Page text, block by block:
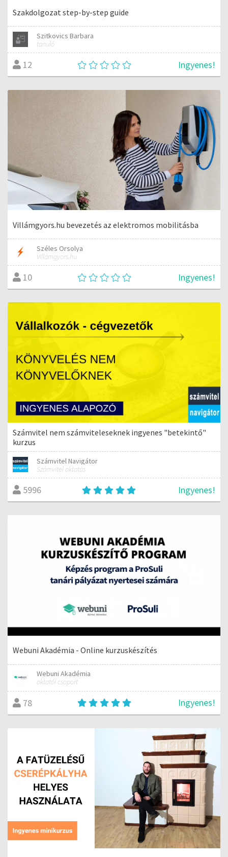
Szakdolgozat step-by-step guide
Szitkovics Barbara
tanuló
12 Ingyenes!
Villámgyors.hu bevezetés az elektromos mobilitásba
Széles Orsolya
Villámgyors.hu
10 Ingyenes!
Számvitel nem számviteleseknek ingyenes "betekintő"
kurzus
Számvitel Navigátor
Számvitel oktatás
5996 Ingyenes!
Webuni Akadémia - Online kurzuskészítés
Webuni Akadémia
oktatói csoport
78 Ingyenes!